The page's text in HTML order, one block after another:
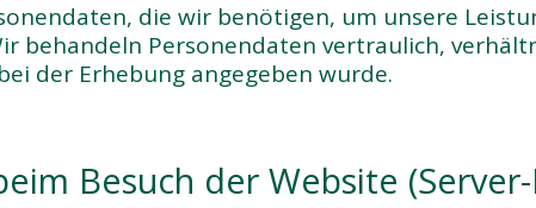
die wir benötigen, um unsere
behandeln Personendaten vertraulich,
der Erhebung angegeben wurde.
Besuch der Website